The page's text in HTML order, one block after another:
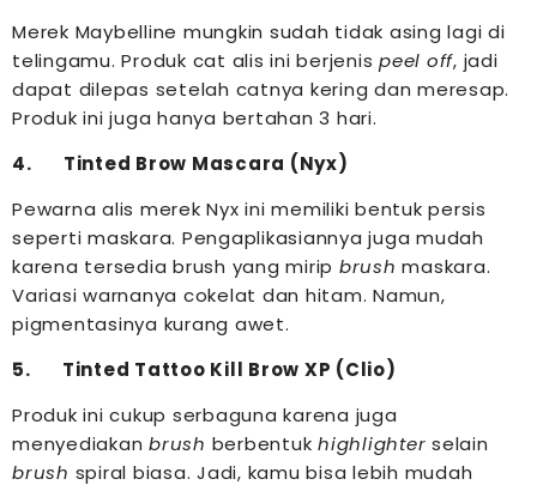
Merek Maybelline mungkin sudah tidak asing lagi di
telingamu. Produk cat alis ini berjenis peel off, jadi
dapat dilepas setelah catnya kering dan meresap.
Produk ini juga hanya bertahan 3 hari.
4. Tinted Brow Mascara (Nyx)
Pewarna alis merek Nyx ini memiliki bentuk persis
seperti maskara. Pengaplikasiannya juga mudah
karena tersedia brush yang mirip brushmaskara.
Variasi warnanya cokelat dan hitam. Namun,
pigmentasinya kurang awet.
5. Tinted Tattoo Kill Brow XP (Clio)
Produk ini cukup serbaguna karena juga
menyediakan brush berbentuk highlighter selain
brush spiral biasa. Jadi, kamu bisa lebih mudah